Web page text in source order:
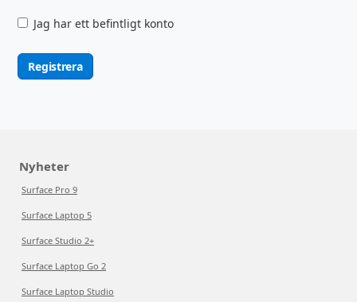
Jag har ett befintligt konto
Registrera
Nyheter
Surface Pro 9
Surface Laptop 5
Surface Studio 2+
Surface Laptop Go 2
Surface Laptop Studio